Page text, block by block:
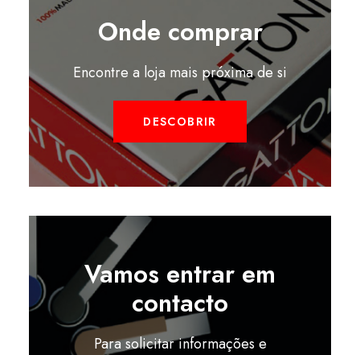
Onde comprar
Encontre a loja mais próxima de si
DESCOBRIR
Vamos entrar em
contacto
Para solicitar informações e